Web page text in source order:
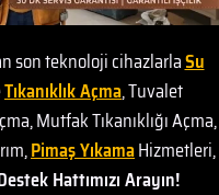
son teknoloji cihazlarlaSu
Tıkanıklık Açma, Tuvalet
Mutfak Tıkanıklığı Açma,
Pimaş YıkamaHizmetleri,
Hattımızı Arayın!